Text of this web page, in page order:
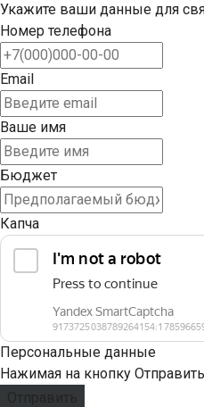
Укажите ваши данные для
Номер телефона
Email
Ваше имя
Бюджет
Капча
Персональные данные
Нажимая на кнопку
Отправить